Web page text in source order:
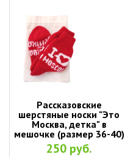
Рассказовские
шерстяные носки "Это
Москва, детка" в
мешочке (размер 36-40)
250 руб.